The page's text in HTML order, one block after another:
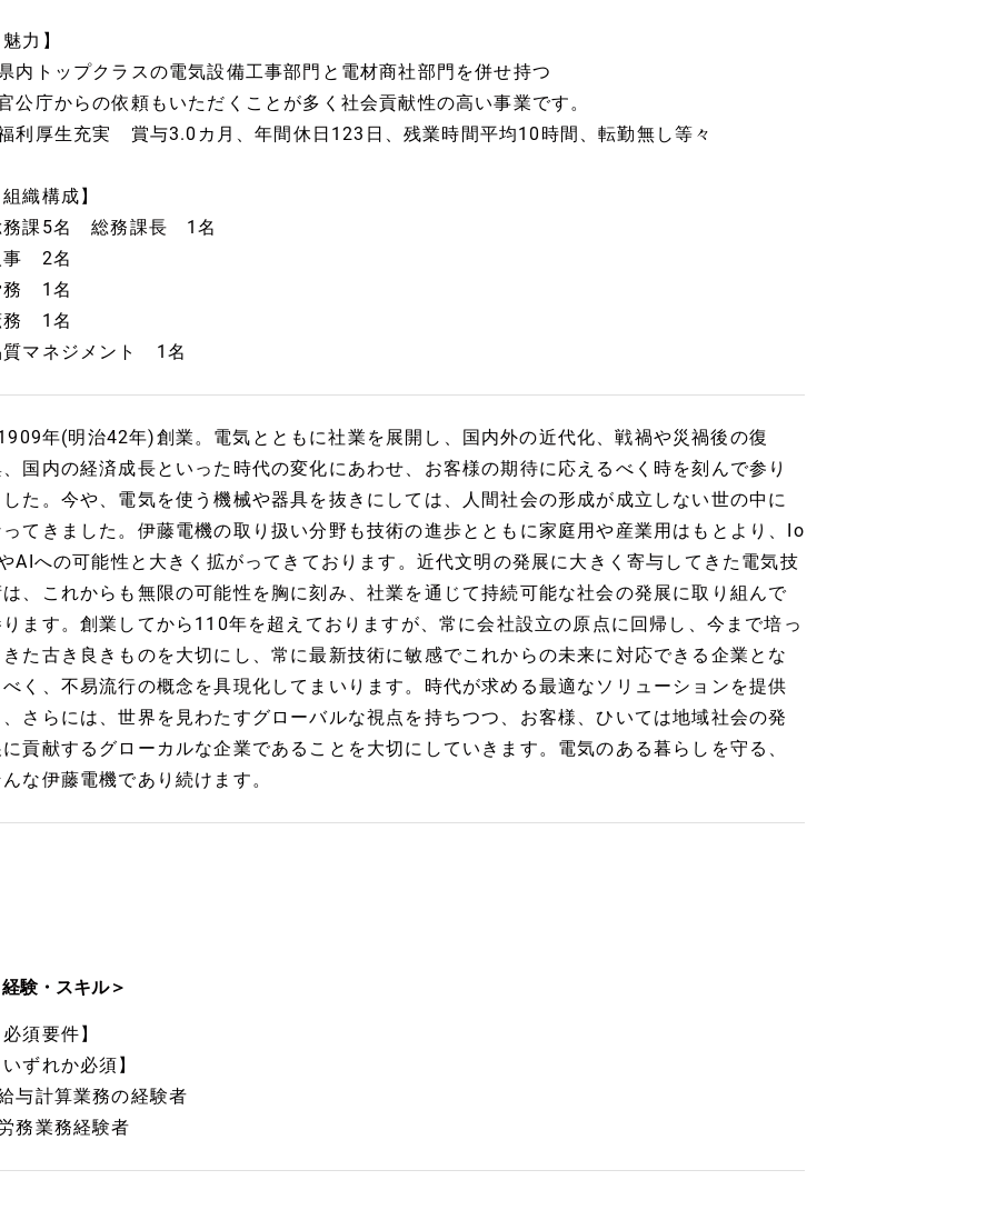
力】
内トップクラスの電気設備工事部門と電材商社部門を併せ持つ
公庁からの依頼もいただくことが多く社会貢献性の高い事業です。
利厚生充実 賞与3.0カ月、年間休日123日、残業時間平均10時間、転勤無し等々
織構成】
務課5名 総務課長 1名
事 2名
務 1名
務 1名
質マネジメント 1名
年(明治42年)創業。電気とともに社業を展開し、国内外の近代化、戦禍や災禍後の復
国内の経済成長といった時代の変化にあわせ、お客様の期待に応えるべく時を刻んで参り
た。今や、電気を使う機械や器具を抜きにしては、人間社会の形成が成立しない世の中に
てきました。伊藤電機の取り扱い分野も技術の進歩とともに家庭用や産業用はもとより、Io
AIへの可能性と大きく拡がってきております。近代文明の発展に大きく寄与してきた電気技
、これからも無限の可能性を胸に刻み、社業を通じて持続可能な社会の発展に取り組んで
ます。創業してから110年を超えておりますが、常に会社設立の原点に回帰し、今まで培っ
た古き良きものを大切にし、常に最新技術に敏感でこれからの未来に対応できる企業とな
く、不易流行の概念を具現化してまいります。時代が求める最適なソリューションを提供
さらには、世界を見わたすグローバルな視点を持ちつつ、お客様、ひいては地域社会の発
貢献するグローカルな企業であることを大切にしていきます。電気のある暮らしを守る、
な伊藤電機であり続けます。
験・スキル＞
須要件】
ずれか必須】
与計算業務の経験者
務業務経験者